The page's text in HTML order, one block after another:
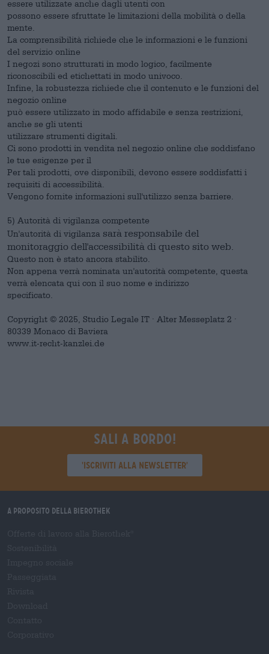
essere utilizzate anche dagli utenti con
possono essere sfruttate le limitazioni della mobilità o della
mente.
La comprensibilità richiede che le informazioni e le funzioni
del servizio online
I negozi sono strutturati in modo logico, facilmente
riconoscibili ed etichettati in modo univoco.
Infine, la robustezza richiede che il contenuto e le funzioni del
negozio online
può essere utilizzato in modo affidabile e senza restrizioni,
anche se gli utenti
utilizzare strumenti digitali.
Ci sono prodotti in vendita nel negozio online che soddisfano
le tue esigenze per il
Per tali prodotti, ove disponibili, devono essere soddisfatti i
requisiti di accessibilità.
Vengono fornite informazioni sull'utilizzo senza barriere.
5) Autorità di vigilanza competente
Un'autorità di vigilanza sarà responsabile del
monitoraggio dell'accessibilità di questo sito web.
Questo non è stato ancora stabilito.
Non appena verrà nominata un'autorità competente, questa
verrà elencata qui con il suo nome e indirizzo
specificato.
Copyright © 2025, Studio Legale IT · Alter Messeplatz 2 ·
80339 Monaco di Baviera
www.it-recht-kanzlei.de
Sali a bordo!
'Iscriviti alla newsletter'
A proposito della Bierothek